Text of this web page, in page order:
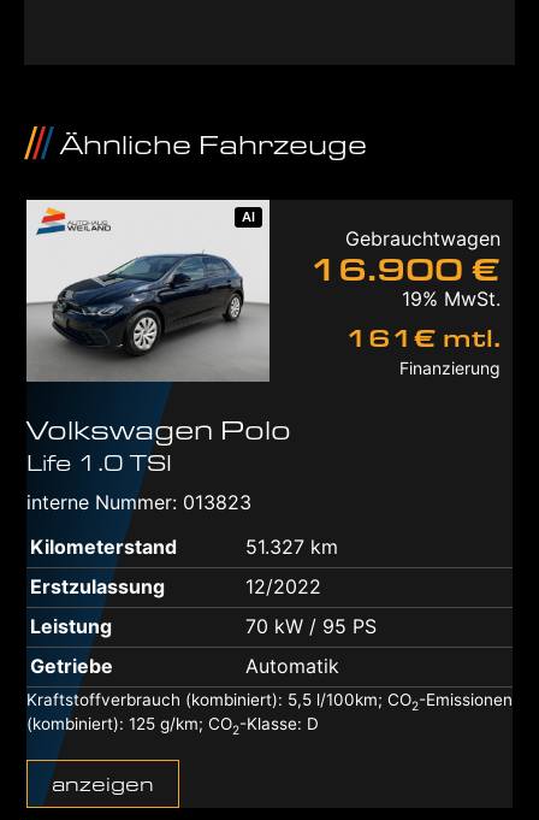
Ähnliche Fahrzeuge
AI
Gebrauchtwagen
16.900 €
19% MwSt.
161€ mtl.
Finanzierung
Volkswagen Polo
Life 1.0 TSI
interne Nummer: 013823
Kilometerstand
51.327 km
Erstzulassung
12/2022
Leistung
70 kW / 95 PS
Getriebe
Automatik
Kraftstoffverbrauch (kombiniert): 5,5 l/100km; CO2-Emissionen
(kombiniert): 125 g/km; CO2-Klasse: D
anzeigen